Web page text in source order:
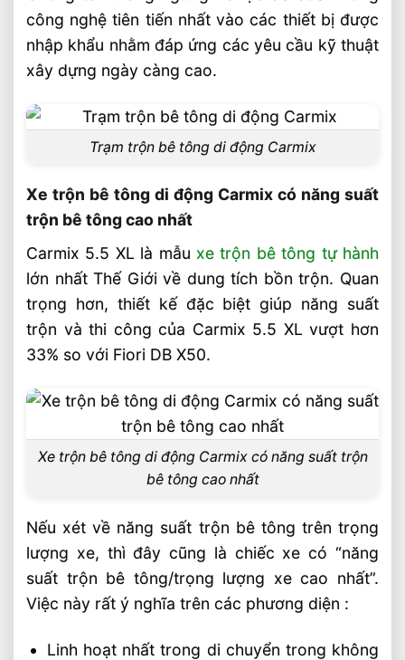
công nghệ tiên tiến nhất vào các thiết bị được
nhập khẩu nhằm đáp ứng các yêu cầu kỹ thuật
xây dựng ngày càng cao.
Trạm trộn bê tông di động Carmix
Xe trộn bê tông di động Carmix có năng suất
trộn bê tông cao nhất
Carmix 5.5 XL là mẫu xe trộn bê tông tự hành
lớn nhất Thế Giới về dung tích bồn trộn. Quan
trọng hơn, thiết kế đặc biệt giúp năng suất
trộn và thi công của Carmix 5.5 XL vượt hơn
33% so với Fiori DB X50.
Xe trộn bê tông di động Carmix có năng suất trộn
bê tông cao nhất
Nếu xét về năng suất trộn bê tông trên trọng
lượng xe, thì đây cũng là chiếc xe có “năng
suất trộn bê tông/trọng lượng xe cao nhất”.
Việc này rất ý nghĩa trên các phương diện :
Linh hoạt nhất trong di chuyển trong không